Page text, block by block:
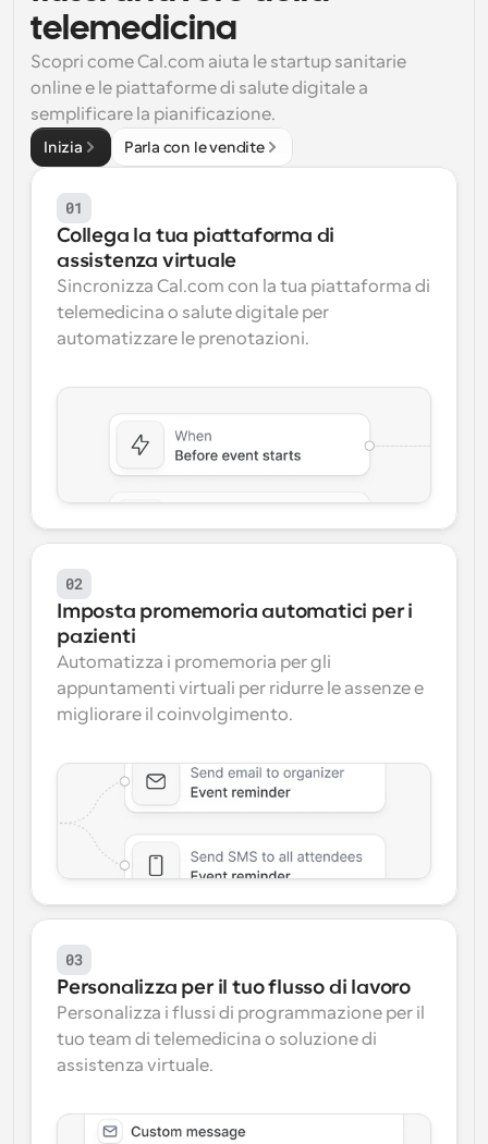
Programmazione potenziata con chiamate
supportate dall'IA
Flussi di lavoro
Automatizzare la pianificazione e i promemoria
Blog
Rimani aggiornato con le ultime notizie e aggiornamenti
Riunioni Instantanee
Incontrare i clienti in pochi minuti
Link di Gruppo Dinamico
Prenota senza sforzo riunioni con più persone
Webhook
telemedicina
Scopri come Cal.com aiuta le startup sanitarie
online e le piattaforme di salute digitale a
semplificare la pianificazione.
Inizia Parla con le vendite
01
Collega la tua piattaforma di
assistenza virtuale
Sincronizza Cal.com con la tua piattaforma di
telemedicina o salute digitale per
automatizzare le prenotazioni.
02
Imposta promemoria automatici per i
pazienti
Automatizza i promemoria per gli
appuntamenti virtuali per ridurre le assenze e
migliorare il coinvolgimento.
03
Personalizza per il tuo flusso di lavoro
Personalizza i flussi di programmazione per il
tuo team di telemedicina o soluzione di
assistenza virtuale.